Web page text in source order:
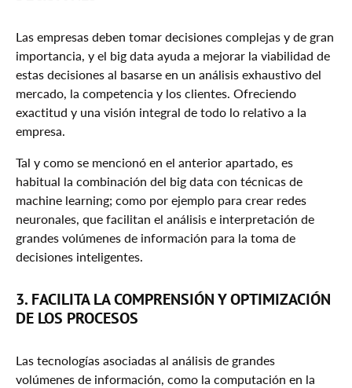
Las empresas deben tomar decisiones complejas y de gran
importancia, y el big data ayuda a mejorar la viabilidad de
estas decisiones al basarse en un análisis exhaustivo del
mercado, la competencia y los clientes. Ofreciendo
exactitud y una visión integral de todo lo relativo a la
empresa.
Tal y como se mencionó en el anterior apartado, es
habitual la combinación del big data con técnicas de
machine learning; como por ejemplo para crear redes
neuronales, que facilitan el análisis e interpretación de
grandes volúmenes de información para la toma de
decisiones inteligentes.
3. FACILITA LA COMPRENSIÓN Y OPTIMIZACIÓN
DE LOS PROCESOS
Las tecnologías asociadas al análisis de grandes
volúmenes de información, como la computación en la